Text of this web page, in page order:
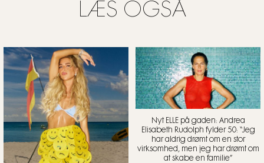
LÆS OGSÅ
Nyt ELLE på gaden: Andrea
Elisabeth Rudolph fylder 50: “Jeg
har aldrig drømt om en stor
virksomhed, men jeg har drømt om
at skabe en familie”